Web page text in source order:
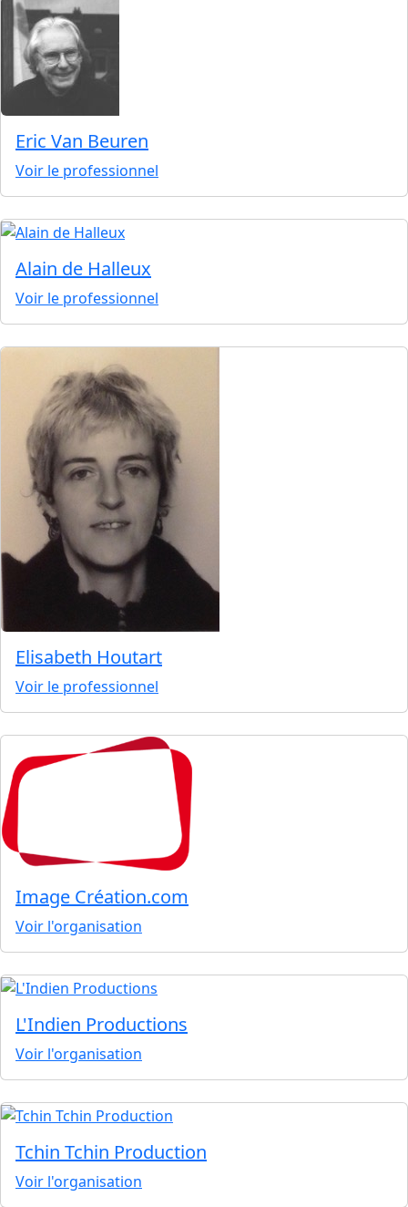
Eric Van Beuren
Voir le professionnel
Alain de Halleux
Voir le professionnel
Elisabeth Houtart
Voir le professionnel
Image Création.com
Voir l'organisation
L'Indien Productions
Voir l'organisation
Tchin Tchin Production
Voir l'organisation